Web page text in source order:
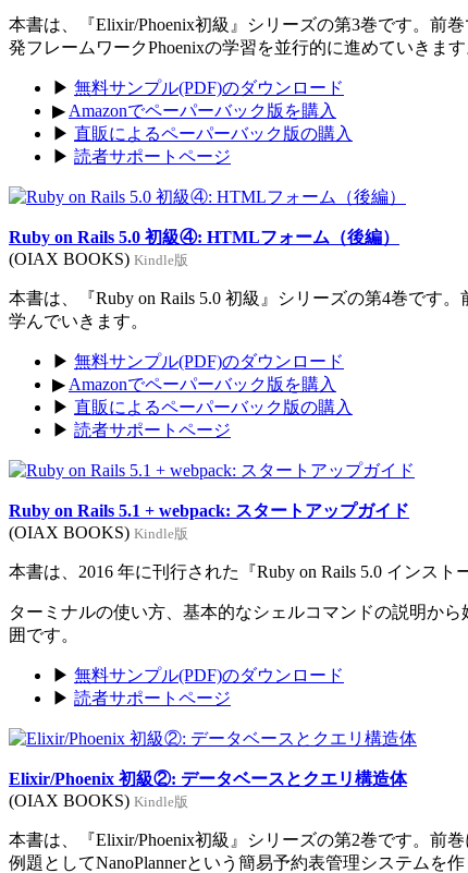
本書は、『Elixir/Phoenix初級』シリーズの第3巻です。前
発フレームワークPhoenixの学習を並行的に進めていきます
▶ 無料サンプル(PDF)のダウンロード
▶ Amazonでペーパーバック版を購入
▶ 直販によるペーパーバック版の購入
▶ 読者サポートページ
Ruby on Rails 5.0 初級④: HTMLフォーム（後編）
(OIAX BOOKS) Kindle版
本書は、『Ruby on Rails 5.0 初級』シリーズの第4巻です
学んでいきます。
▶ 無料サンプル(PDF)のダウンロード
▶ Amazonでペーパーバック版を購入
▶ 直販によるペーパーバック版の購入
▶ 読者サポートページ
Ruby on Rails 5.1 + webpack: スタートアップガイド
(OIAX BOOKS) Kindle版
本書は、2016 年に刊行された『Ruby on Rails 5.0 インス
ターミナルの使い方、基本的なシェルコマンドの説明か
囲です。
▶ 無料サンプル(PDF)のダウンロード
▶ 読者サポートページ
Elixir/Phoenix 初級②: データベースとクエリ構造体
(OIAX BOOKS) Kindle版
本書は、『Elixir/Phoenix初級』シリーズの第2巻です。前
例題としてNanoPlannerという簡易予約表管理システムを作